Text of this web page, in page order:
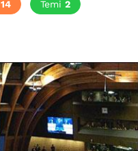
14 Temi 2